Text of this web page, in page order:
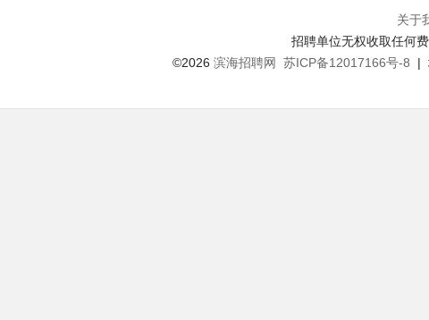
关于
招聘单位无权收取任何
©2026 滨海招聘网 苏ICP备12017166号-8 |